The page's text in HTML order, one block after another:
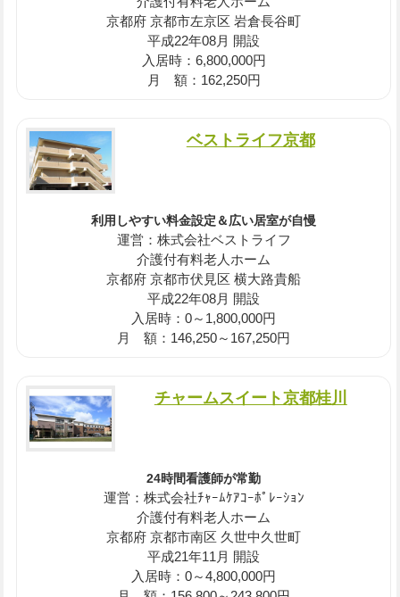
京都府 京都市左京区 岩倉長谷町
平成22年08月 開設
入居時：6,800,000円
月 額：162,250円
ベストライフ京都
利用しやすい料金設定＆広い居室が自慢
運営：株式会社ベストライフ
介護付有料老人ホーム
京都府 京都市伏見区 横大路貴船
平成22年08月 開設
入居時：0～1,800,000円
月 額：146,250～167,250円
チャームスイート京都桂川
24時間看護師が常勤
運営：株式会社ﾁｬｰﾑｹｱｺｰﾎﾟﾚｰｼｮﾝ
介護付有料老人ホーム
京都府 京都市南区 久世中久世町
平成21年11月 開設
入居時：0～4,800,000円